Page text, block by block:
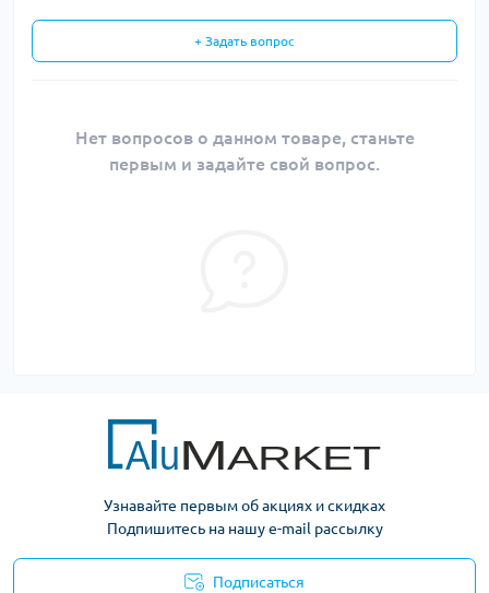
+ Задать вопрос
Нет вопросов о данном товаре, станьте
первым и задайте свой вопрос.
Узнавайте первым об акциях и скидках
Подпишитесь на нашу e-mail рассылку
Подписаться